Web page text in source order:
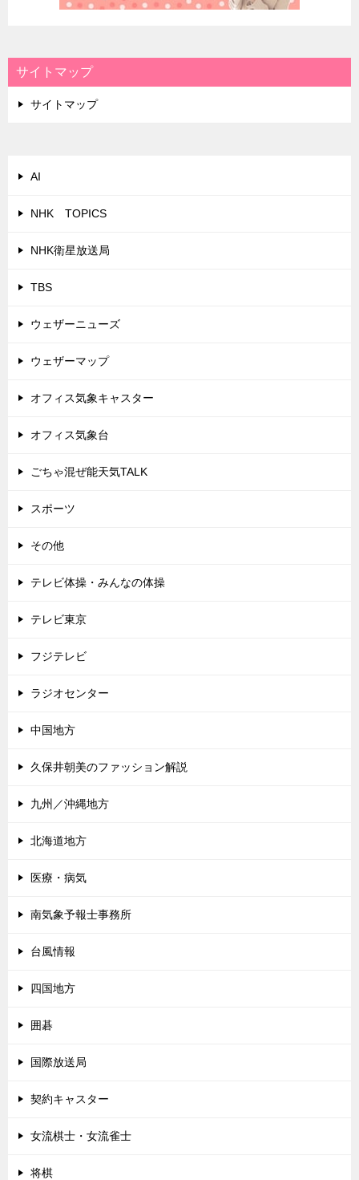
サイトマップ
サイトマップ
AI
NHK TOPICS
NHK衛星放送局
TBS
ウェザーニューズ
ウェザーマップ
オフィス気象キャスター
オフィス気象台
ごちゃ混ぜ能天気TALK
スポーツ
その他
テレビ体操・みんなの体操
テレビ東京
フジテレビ
ラジオセンター
中国地方
久保井朝美のファッション解説
九州／沖縄地方
北海道地方
医療・病気
南気象予報士事務所
台風情報
四国地方
囲碁
国際放送局
契約キャスター
女流棋士・女流雀士
将棋